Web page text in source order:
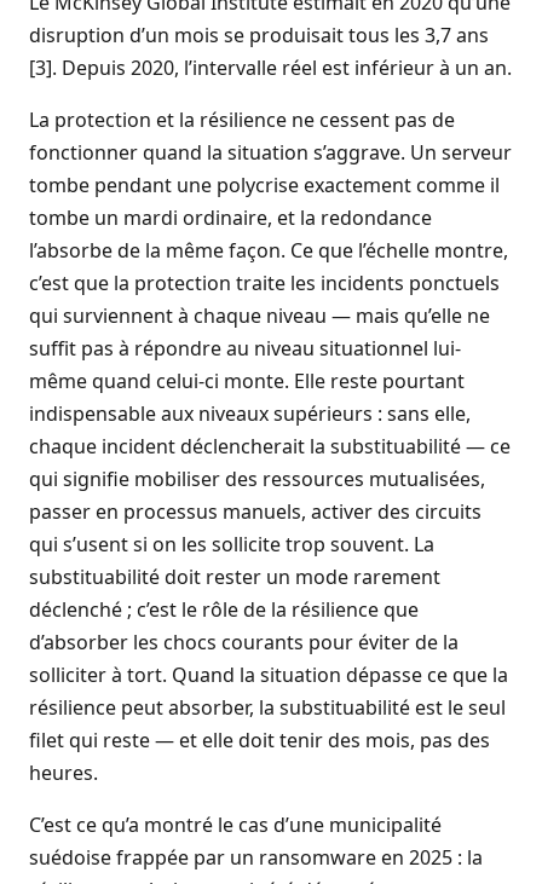
disruption d’un mois se produisait tous les 3,7 ans
[3]. Depuis 2020, l’intervalle réel est inférieur à un an.
La protection et la résilience ne cessent pas de
fonctionner quand la situation s’aggrave. Un serveur
tombe pendant une polycrise exactement comme il
tombe un mardi ordinaire, et la redondance
l’absorbe de la même façon. Ce que l’échelle montre,
c’est que la protection traite les incidents ponctuels
qui surviennent à chaque niveau — mais qu’elle ne
suffit pas à répondre au niveau situationnel lui-
même quand celui-ci monte. Elle reste pourtant
indispensable aux niveaux supérieurs : sans elle,
chaque incident déclencherait la substituabilité — ce
qui signifie mobiliser des ressources mutualisées,
passer en processus manuels, activer des circuits
qui s’usent si on les sollicite trop souvent. La
substituabilité doit rester un mode rarement
déclenché ; c’est le rôle de la résilience que
d’absorber les chocs courants pour éviter de la
solliciter à tort. Quand la situation dépasse ce que la
résilience peut absorber, la substituabilité est le seul
filet qui reste — et elle doit tenir des mois, pas des
heures.
C’est ce qu’a montré le cas d’une municipalité
suédoise frappée par un ransomwareen 2025 : la